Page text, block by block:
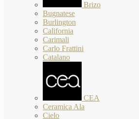
Brizo
Bugnatese
Burlington
California
Carimali
Carlo Frattini
Catalano
CEA
Ceramica Ala
Cielo